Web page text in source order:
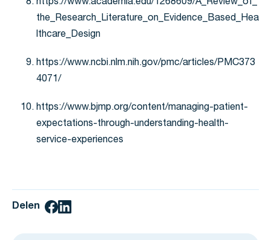
https://www.academia.edu/1268609/A_Review_of_
the_Research_Literature_on_Evidence_Based_Hea
lthcare_Design
https://www.ncbi.nlm.nih.gov/pmc/articles/PMC373
4071/
https://www.bjmp.org/content/managing-patient-
expectations-through-understanding-health-
service-experiences
Delen